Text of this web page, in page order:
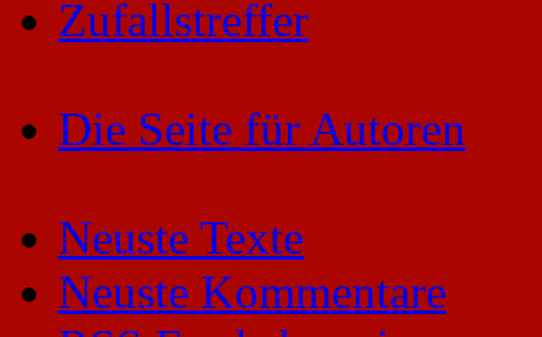
Zufallstreffer
Die Seite für Autoren
Neuste Texte
Neuste Kommentare